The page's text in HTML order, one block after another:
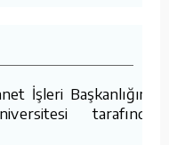
İşleri Başkanlığımız
tarafından